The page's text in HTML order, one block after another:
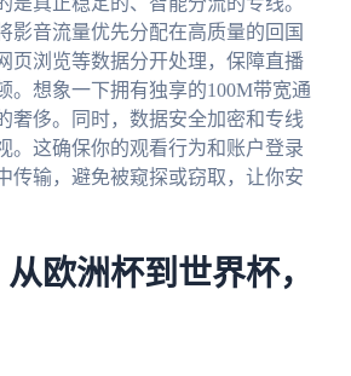
影音流量优先分配在高质量的回国
页浏览等数据分开处理，保障直播
。想象一下拥有独享的100M带宽通
奢侈。同时，数据安全加密和专线
。这确保你的观看行为和账户登录
传输，避免被窥探或窃取，让你安
欧洲杯到世界杯，